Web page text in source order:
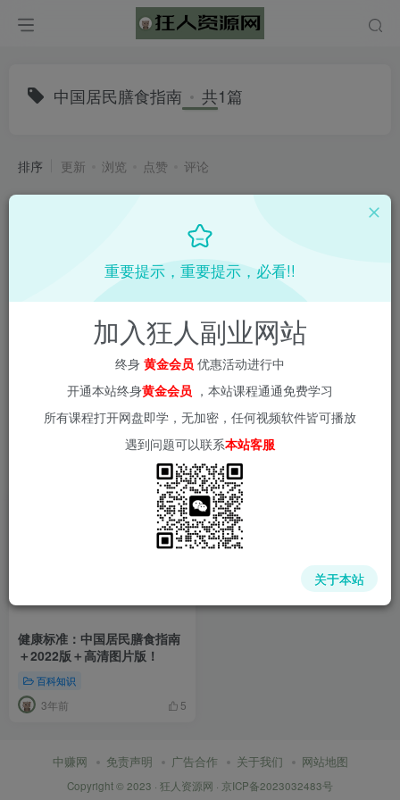
中国居民膳食指南 共1篇
排序 更新 浏览 点赞 评论
健康标准：中国居民膳食指南
＋2022版＋高清图片版！
百科知识
3年前 5
中赚网 免责声明 广告合作 关于我们 网站地图
Copyright © 2023 · 狂人资源网 · 京ICP备2023032483号
重要提示，重要提示，必看!!
加入狂人副业网站
终身 黄金会员 优惠活动进行中
开通本站终身黄金会员 ，本站课程通通免费学习
所有课程打开网盘即学，无加密，任何视频软件皆可播放
遇到问题可以联系本站客服
关于本站